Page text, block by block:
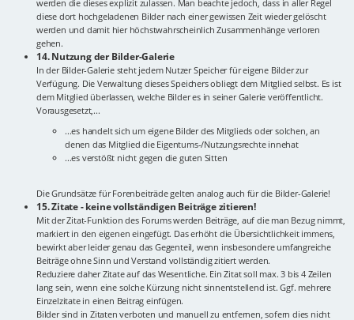
werden die dieses explizit zulassen. Man beachte jedoch, dass in aller Regel
diese dort hochgeladenen Bilder nach einer gewissen Zeit wieder gelöscht
werden und damit hier höchstwahrscheinlich Zusammenhänge verloren
gehen.
14. Nutzung der Bilder-Galerie
In der Bilder-Galerie steht jedem Nutzer Speicher für eigene Bilder zur
Verfügung. Die Verwaltung dieses Speichers obliegt dem Mitglied selbst. Es ist
dem Mitglied überlassen, welche Bilder es in seiner Galerie veröffentlicht.
Vorausgesetzt,...
...es handelt sich um eigene Bilder des Mitglieds oder solchen, an
denen das Mitglied die Eigentums-/Nutzungsrechte innehat
...es verstößt nicht gegen die guten Sitten
Die Grundsätze für Forenbeiträde gelten analog auch für die Bilder-Galerie!
15. Zitate - keine vollständigen Beiträge zitieren!
Mit der Zitat-Funktion des Forums werden Beiträge, auf die man Bezug nimmt,
markiert in den eigenen eingefügt. Das erhöht die Übersichtlichkeit immens,
bewirkt aber leider genau das Gegenteil, wenn insbesondere umfangreiche
Beiträge ohne Sinn und Verstand vollständig zitiert werden.
Reduziere daher Zitate auf das Wesentliche. Ein Zitat soll max. 3 bis 4 Zeilen
lang sein, wenn eine solche Kürzung nicht sinnentstellend ist. Ggf. mehrere
Einzelzitate in einen Beitrag einfügen.
Bilder sind in Zitaten verboten und manuell zu entfernen, sofern dies nicht